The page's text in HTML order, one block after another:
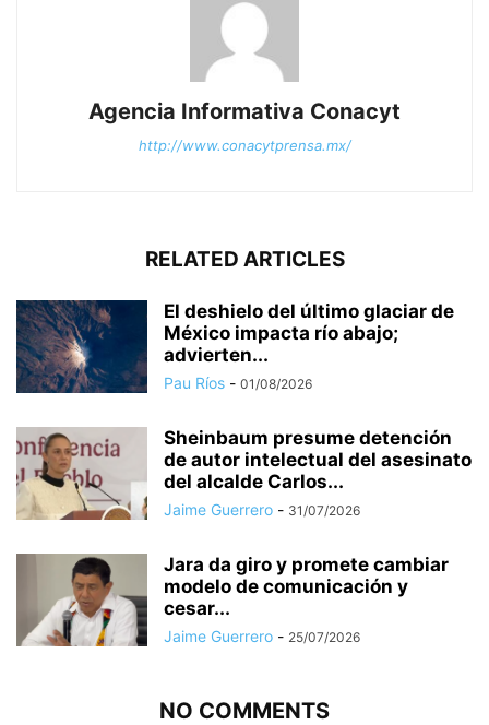
Agencia Informativa Conacyt
http://www.conacytprensa.mx/
RELATED ARTICLES
El deshielo del último glaciar de
México impacta río abajo;
advierten...
Pau Ríos - 01/08/2026
Sheinbaum presume detención
de autor intelectual del asesinato
del alcalde Carlos...
Jaime Guerrero - 31/07/2026
Jara da giro y promete cambiar
modelo de comunicación y
cesar...
Jaime Guerrero - 25/07/2026
NO COMMENTS